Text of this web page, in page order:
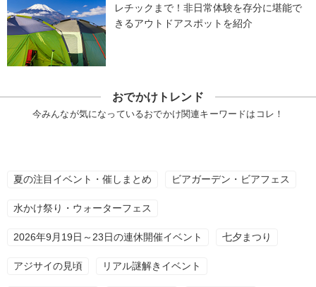
レチックまで！非日常体験を存分に堪能で
きるアウトドアスポットを紹介
おでかけトレンド
今みんなが気になっているおでかけ関連キーワードはコレ！
夏の注目イベント・催しまとめ ビアガーデン・ビアフェス
水かけ祭り・ウォーターフェス
2026年9月19日～23日の連休開催イベント 七夕まつり
アジサイの見頃 リアル謎解きイベント